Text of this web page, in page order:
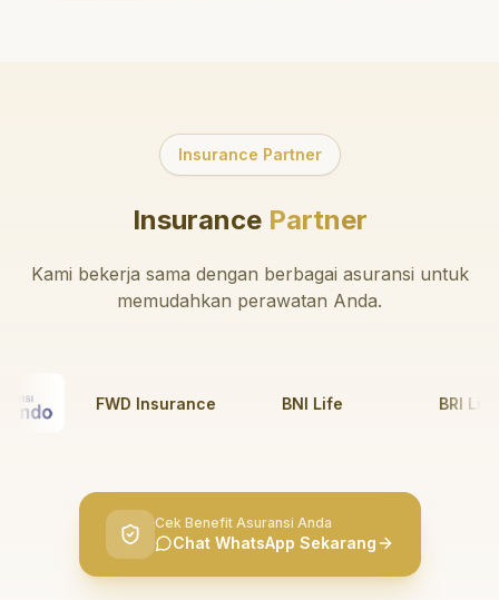
Insurance Partner
InsurancePartner
Kami bekerja sama dengan berbagai asuransi untuk
memudahkan perawatan Anda.
FWD Insurance BNI Life BRI Life
Cek Benefit Asuransi Anda
Chat WhatsApp Sekarang